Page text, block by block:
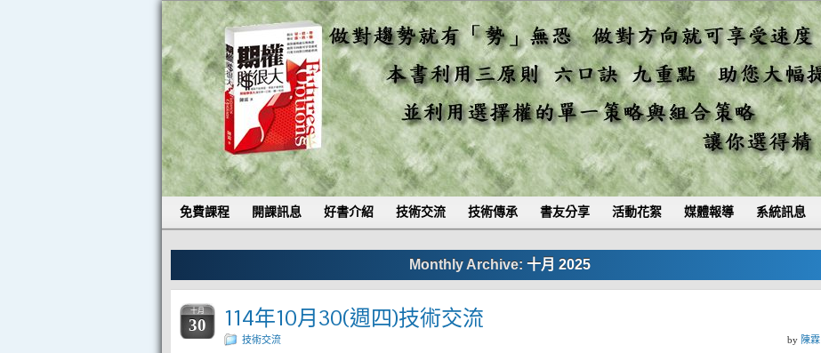
免費課程 開課訊息 好書介紹 技術交流 技術傳承 書友分享 活動花絮 媒體報導 系統訊息
Monthly Archive: 十月 2025
十月
30 114年10月30(週四)技術交流
技術交流 by 陳霖